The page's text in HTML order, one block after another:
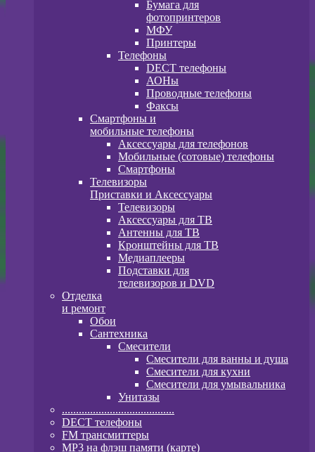
Бумага для
фотопринтеров
МФУ
Принтеры
Телефоны
DECT телефоны
АОНы
Проводные телефоны
Факсы
Смартфоны и
мобильные телефоны
Аксессуары для телефонов
Мобильные (сотовые) телефоны
Смартфоны
Телевизоры
Приставки и Аксессуары
Телевизоры
Аксессуары для ТВ
Антенны для ТВ
Кронштейны для ТВ
Медиаплееры
Подставки для
телевизоров и DVD
Отделка
и ремонт
Обои
Сантехника
Смесители
Смесители для ванны и душа
Смесители для кухни
Смесители для умывальника
Унитазы
........................................
DECT телефоны
FM трансмиттеры
MP3 на флэш памяти (карте)